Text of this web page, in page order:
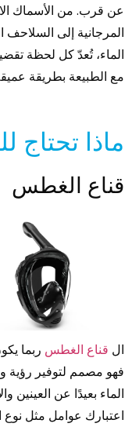
عن قرب. من الأسماك
المرجانية إلى السلاحف
الماء، تُعدّ كل لحظة
مع الطبيعة بطريقة
ماذا
قناع الغطس
ال قناع الغطس ربما
فهو مصمم لتوفير رؤية
الماء بعيدًا عن
اعتبارك عوامل مثل نوع